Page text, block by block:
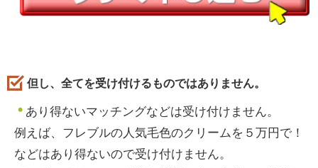
但し、全てを受け付けるものではありません。
あり得ないマッチングなどは受け付けません。
例えば、フレブルの人気毛色のクリームを５万円で！
などはあり得ないので受け付けません。